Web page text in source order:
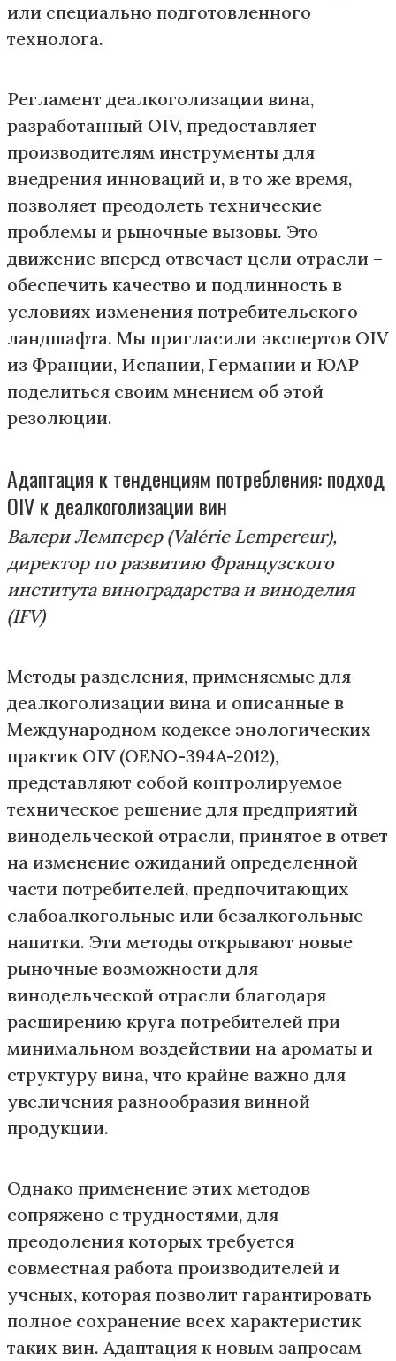
или специально подготовленного
технолога.
Регламент деалкоголизации вина,
разработанный OIV, предоставляет
производителям инструменты для
внедрения инноваций и, в то же время,
позволяет преодолеть технические
проблемы и рыночные вызовы. Это
движение вперед отвечает цели отрасли –
обеспечить качество и подлинность в
условиях изменения потребительского
ландшафта. Мы пригласили экспертов OIV
из Франции, Испании, Германии и ЮАР
поделиться своим мнением об этой
резолюции.
Адаптация к тенденциям потребления: подход
OIV к деалкоголизации вин
Валери Лемперер (Valérie Lempereur),
директор по развитию Французского
института виноградарства и виноделия
(IFV)
Методы разделения, применяемые для
деалкоголизации вина и описанные в
Международном кодексе энологических
практик OIV (OENO-394A-2012),
представляют собой контролируемое
техническое решение для предприятий
винодельческой отрасли, принятое в ответ
на изменение ожиданий определенной
части потребителей, предпочитающих
слабоалкогольные или безалкогольные
напитки. Эти методы открывают новые
рыночные возможности для
винодельческой отрасли благодаря
расширению круга потребителей при
минимальном воздействии на ароматы и
структуру вина, что крайне важно для
увеличения разнообразия винной
продукции.
Однако применение этих методов
сопряжено с трудностями, для
преодоления которых требуется
совместная работа производителей и
ученых, которая позволит гарантировать
полное сохранение всех характеристик
таких вин. Адаптация к новым запросам